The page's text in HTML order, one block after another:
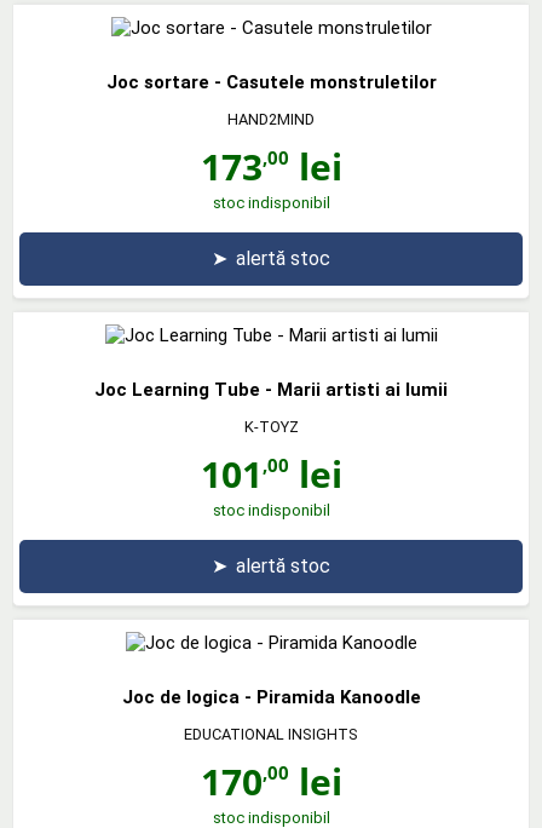
Joc sortare - Casutele monstruletilor
HAND2MIND
173,00 lei
stoc indisponibil
➤ alertă stoc
Joc Learning Tube - Marii artisti ai lumii
K-TOYZ
101 ,00 lei
stoc indisponibil
➤ alertă stoc
Joc de logica - Piramida Kanoodle
EDUCATIONAL INSIGHTS
170,00 lei
stoc indisponibil